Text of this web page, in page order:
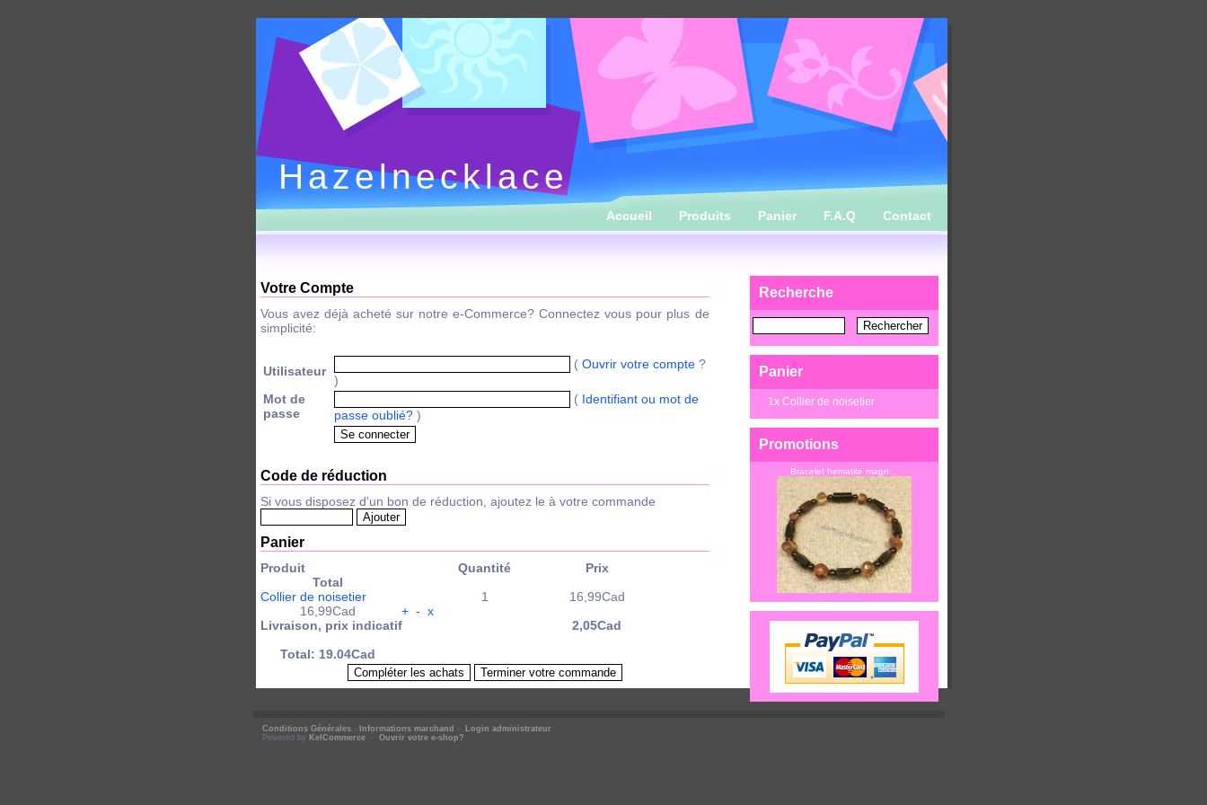
Hazelnecklace
Accueil Produits Panier F.A.Q Contact
Recherche
Panier
1x Collier de noisetier
Promotions
Bracelet hematite magn...
Votre Compte
Vous avez déjà acheté sur notre e-Commerce? Connectez vous pour plus de
simplicité:
Utilisateur ( Ouvrir votre compte?
)
Mot de
passe
( Identifiant ou mot de
passe oublié?)
Code de réduction
Si vous disposez d'un bon de réduction, ajoutez le à votre commande
Panier
Produit Quantité
Prix
Total
Collier de noisetier
1
16,99Cad
16,99Cad
+ - x
Livraison, prix indicatif
2,05Cad
Total: 19.04Cad
Conditions Générales - Informations marchand -
Login administrateur
Powered by KelCommerce - Ouvrir votre e-shop?